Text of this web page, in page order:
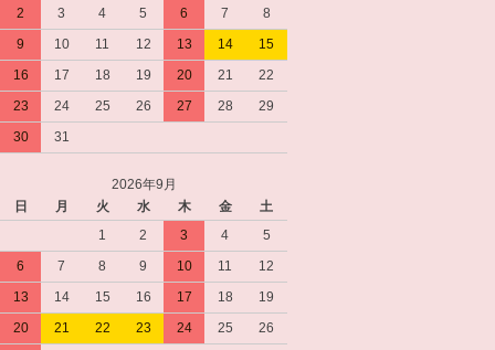
2
3 4 5 6 7
8
9
10 11 12 13 14
15
16
17 18 19 20 21
22
23
24 25 26 27 28
29
30
31
2026年9月
日
月 火 水 木 金
土
1
2 3 4
5
6
7 8 9 10 11
12
13
14 15 16 17 18
19
20
21 22 23 24 25
26